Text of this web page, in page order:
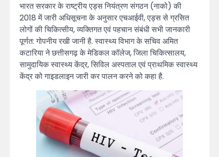
भारत सरकार के राष्ट्रीय एड्स नियंत्रण संगठन (नाको) की
2018 में जारी अधिसूचना के अनुसार एचआईवी, एड्स से ग्रसित
लोगों की चिकित्सीय, व्यक्तिगत एवं पहचान संबंधी सभी जानकारी
पूर्णत: गोपनीय रखी जानी है. स्वास्थ्य विभाग के सचिव अमित
कटारिया ने छत्तीसगढ़ के मेडिकल कॉलेज, जिला चिकित्सालय,
सामुदायिक स्वास्थ्य केंद्र, सिविल अस्पताल एवं प्राथमिक स्वास्थ्य
केंद्र को गाइडलाइन जारी कर पालन करने को कहा है.